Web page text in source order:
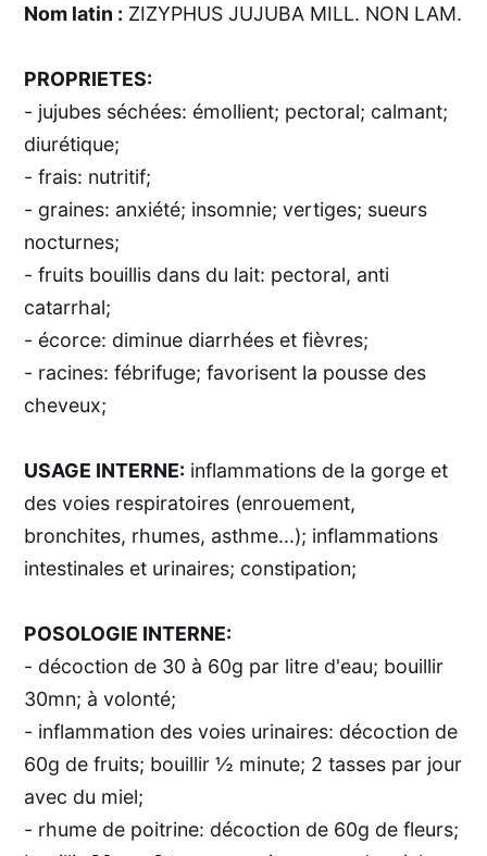
Nom latin : ZIZYPHUS JUJUBA MILL. NON LAM.
PROPRIETES:
- jujubes séchées: émollient; pectoral; calmant;
diurétique;
- frais: nutritif;
- graines: anxiété; insomnie; vertiges; sueurs
nocturnes;
- fruits bouillis dans du lait: pectoral, anti
catarrhal;
- écorce: diminue diarrhées et fièvres;
- racines: fébrifuge; favorisent la pousse des
cheveux;
USAGE INTERNE: inflammations de la gorge et
des voies respiratoires (enrouement,
bronchites, rhumes, asthme...); inflammations
intestinales et urinaires; constipation;
POSOLOGIE INTERNE:
- décoction de 30 à 60g par litre d'eau; bouillir
30mn; à volonté;
- inflammation des voies urinaires: décoction de
60g de fruits; bouillir ½ minute; 2 tasses par jour
avec du miel;
- rhume de poitrine: décoction de 60g de fleurs;